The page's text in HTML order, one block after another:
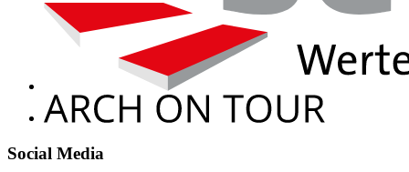
Social Media